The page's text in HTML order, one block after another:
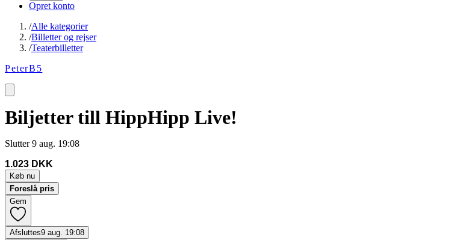
Opret konto
/Alle kategorier
/Billetter og rejser
/Teaterbilletter
PeterB5
Biljetter till HippHipp Live!
Slutter 9 aug. 19:08
1.023 DKK
Køb nu
Foreslå pris
Gem
Afsluttes9 aug. 19:08